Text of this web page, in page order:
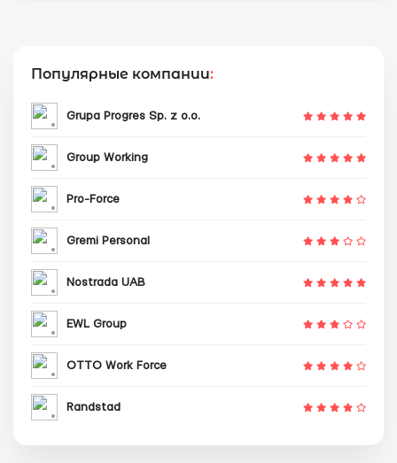
Популярные компании:
Grupa Progres Sp. z o.o.
Group Working
Pro-Force
Gremi Personal
Nostrada UAB
EWL Group
OTTO Work Force
Randstad